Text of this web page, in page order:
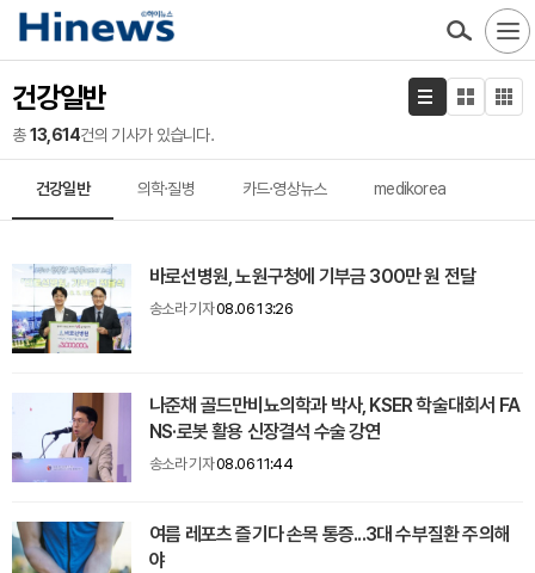
건강일반
총13,614건의 기사가 있습니다.
건강일반 의학·질병 카드·영상뉴스 medikorea
바로선병원, 노원구청에 기부금 300만 원 전달
송소라 기자08.06 13:26
나준채 골드만비뇨의학과 박사, KSER 학술대회서 FA
NS·로봇 활용 신장결석 수술 강연
송소라 기자08.06 11:44
여름 레포츠 즐기다 손목 통증...3대 수부질환 주의해
야